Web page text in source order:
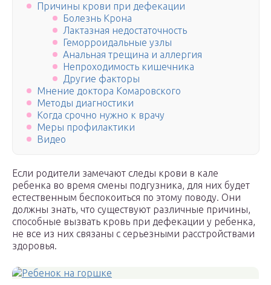
Причины крови при дефекации
Болезнь Крона
Лактазная недостаточность
Геморроидальные узлы
Анальная трещина и аллергия
Непроходимость кишечника
Другие факторы
Мнение доктора Комаровского
Методы диагностики
Когда срочно нужно к врачу
Меры профилактики
Видео
Если родители замечают следы крови в кале
ребенка во время смены подгузника, для них будет
естественным беспокоиться по этому поводу. Они
должны знать, что существуют различные причины,
способные вызвать кровь при дефекации у ребенка,
не все из них связаны с серьезными расстройствами
здоровья.